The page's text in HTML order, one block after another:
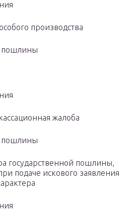
производства
пошлины
жалоба
пошлины
государственной пошлины,
подаче искового заявления